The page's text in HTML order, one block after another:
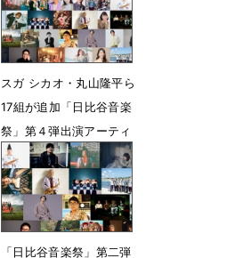
5月15日 13時55分
スガ シカオ・丸山隆平ら
17組が追加「日比谷音楽
祭」第４弾出演アーティ
スト発表
4月24日 14時10分
「日比谷音楽祭」第二弾